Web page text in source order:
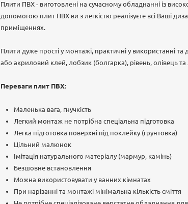
Плити ПВХ - виготовлені на сучасному обладнанні із
допомогою плит ПВХ ви з легкістю реалізуєте всі Ваші
приміщеннях.
Плити дуже прості у монтажі, практичні у використанні
або акриловий клей, лобзик (болгарка), рівень, олівець та
Переваги плит ПВХ:
Маленька вага, гнучкість
Легкий монтаж не потрібна спеціальна підготовка
Легка підготовка поверхні під поклейку (грунтовка)
Цільний малюнок
Імітація натурального матеріалу (мармур, камінь)
Безшовне встановлення
Можна використовувати у ванних кімнатах
При нарізанні та монтажі мінімальна кількість сміття